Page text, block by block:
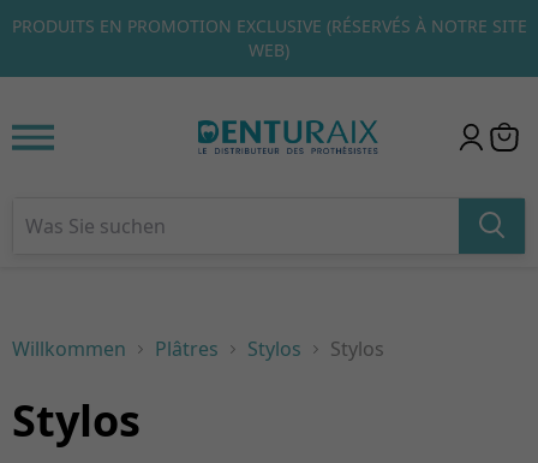
À NOTRE SITE
CLIQUEZ ICI POUR DÉCOUVRIR NOS
BIENVENUE RÉSERVÉS À NOS
1 2 3
Willkommen Plâtres Stylos Stylos
Stylos